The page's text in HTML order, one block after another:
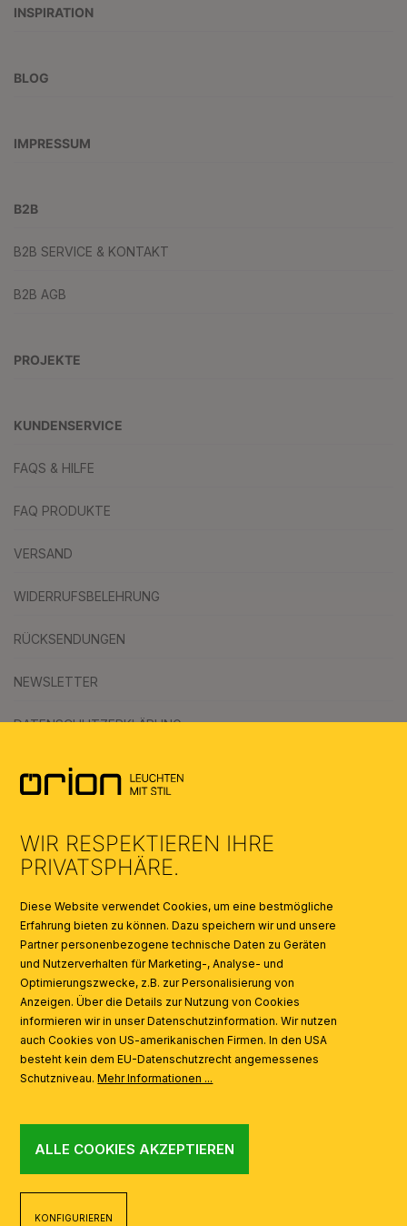
INSPIRATION
BLOG
IMPRESSUM
B2B
B2B SERVICE & KONTAKT
B2B AGB
PROJEKTE
KUNDENSERVICE
FAQS & HILFE
FAQ PRODUKTE
VERSAND
WIDERRUFSBELEHRUNG
RÜCKSENDUNGEN
NEWSLETTER
DATENSCHUTZERKLÄRUNG
KATALOGE
AI
WIR RESPEKTIEREN IHRE
PRIVATSPHÄRE.
Diese Website verwendet Cookies, um eine bestmögliche
Erfahrung bieten zu können. Dazu speichern wir und unsere
Partner personenbezogene technische Daten zu Geräten
und Nutzerverhalten für Marketing-, Analyse- und
Optimierungszwecke, z.B. zur Personalisierung von
Anzeigen. Über die Details zur Nutzung von Cookies
informieren wir in unser Datenschutzinformation. Wir nutzen
auch Cookies von US-amerikanischen Firmen. In den USA
besteht kein dem EU-Datenschutzrecht angemessenes
Schutzniveau.Mehr Informationen ...
ALLE COOKIES AKZEPTIEREN
KONFIGURIEREN